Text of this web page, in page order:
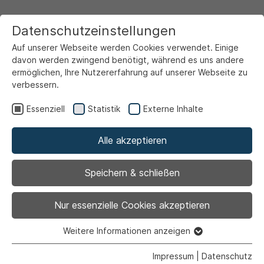
Bunte Vielfalt beim Tag
der offenen Gärten
Datenschutzeinstellungen
Auf unserer Webseite werden Cookies verwendet. Einige
davon werden zwingend benötigt, während es uns andere
ermöglichen, Ihre Nutzererfahrung auf unserer Webseite zu
verbessern.
Essenziell Statistik Externe Inhalte
Alle akzeptieren
Speichern & schließen
Nur essenzielle Cookies akzeptieren
Essenzielle Cookies werden für grundlegende Funktionen
Weitere Informationen anzeigen
Impressum Datenschutz